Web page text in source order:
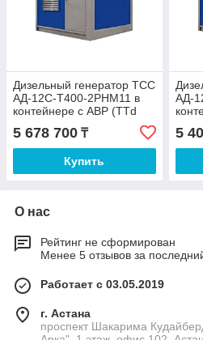
Дизельный генератор ТСС
АД-12С-Т400-2РНМ11 в
контейнере с АВР (TTd
5 678 700 ₸
Купить
АД-
5
О нас
Рейтинг не сформирован
Менее 5 отзывов за
Работает с 03.05.2019
г. Астана
проспект Шакарима